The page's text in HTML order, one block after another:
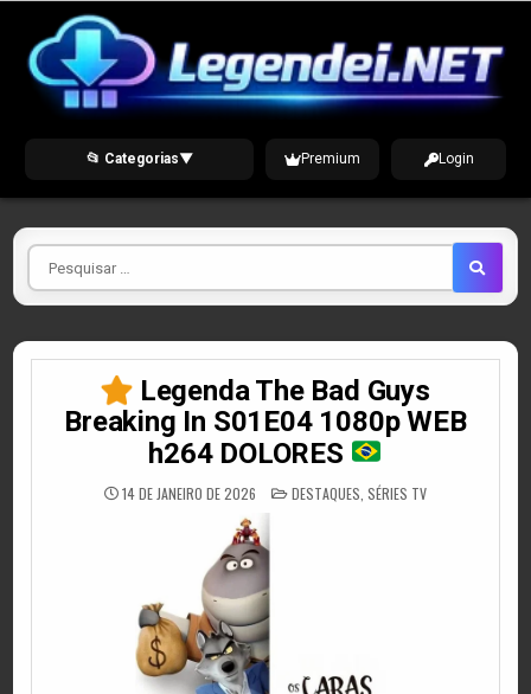
content
📂 Categorias▼ Premium Login
Pesquisar
por
Legenda The Bad Guys
Breaking In S01E04 1080p WEB
h264 DOLORES
14 DE JANEIRO DE 2026 POSTED
IN
DESTAQUES SÉRIES TV